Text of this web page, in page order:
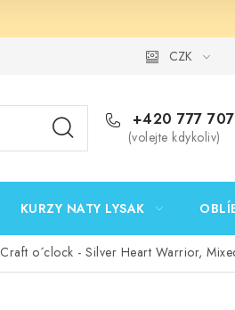
Podmínky ochrany
CZK
+420 777
(volejte kdykoliv)
KURZY NATY LYSAK
Craft o´clock - Silver Heart Warrior,